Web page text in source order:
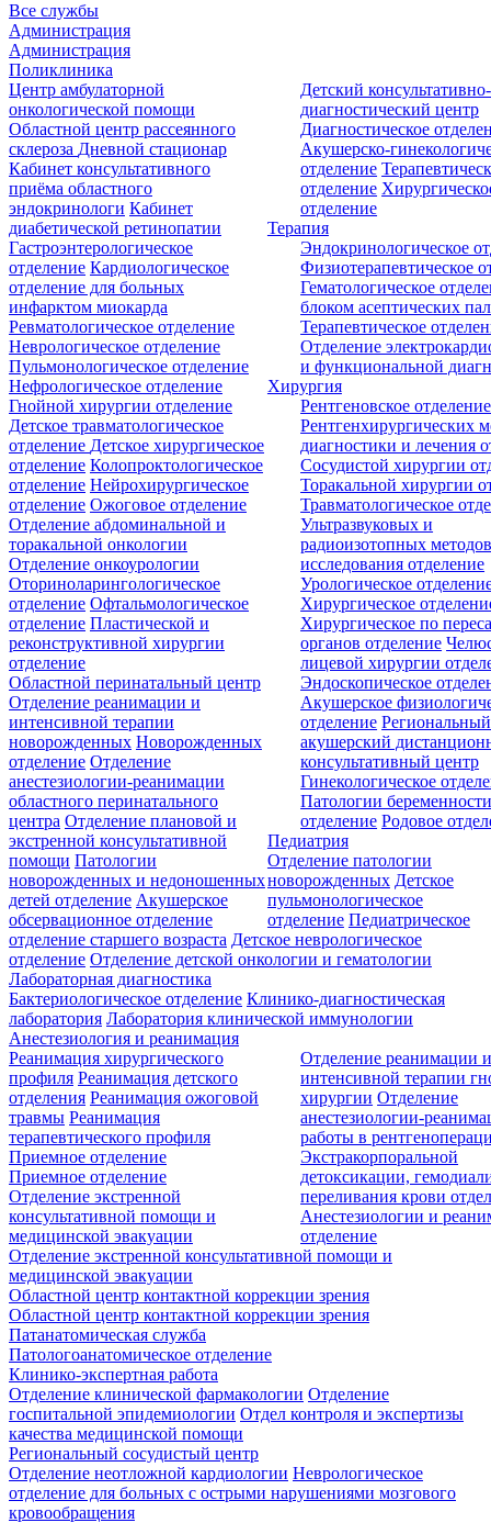
Все службы
Администрация
Администрация
Поликлиника
Центр амбулаторной
онкологической помощи
Областной центр рассеянного
склероза Дневной стационар
Кабинет консультативного
приёма областного
эндокринологи Кабинет
диабетической ретинопатии
Детский консультативно-
диагностический центр
Диагностическое
Акушерско-
отделение
отделение
отделение
Терапия
Гастроэнтерологическое
отделение Кардиологическое
отделение для больных
инфарктом миокарда
Ревматологическое отделение
Неврологическое отделение
Пульмонологическое отделение
Нефрологическое отделение
Эндокринологическое
Физиотерапевтическое
Гематологическое
блоком асептических
Терапевтическое
Отделение
и функциональной
Хирургия
Гнойной хирургии отделение
Детское травматологическое
отделение Детское хирургическое
отделение Колопроктологическое
отделение Нейрохирургическое
отделение Ожоговое отделение
Отделение абдоминальной и
торакальной онкологии
Отделение онкоурологии
Оториноларингологическое
отделение Офтальмологическое
отделение Пластической и
реконструктивной хирургии
отделение
Рентгеновское отделение
Рентгенхирургических
диагностики и лечения
Сосудистой хирургии
Торакальной хирургии
Травматологическое
Ультразвуковых и
радиоизотопных
исследования отделение
Урологическое
Хирургическое
Хирургическое по
органов отделение
лицевой хирургии
Эндоскопическое
Областной перинатальный центр
Отделение реанимации и
интенсивной терапии
новорожденных Новорожденных
отделение Отделение
анестезиологии-реанимации
областного перинатального
центра Отделение плановой и
экстренной консультативной
помощи Патологии
новорожденных и недоношенных
детей отделение Акушерское
обсервационное отделение
Акушерское
отделение Региональный
акушерский
консультативный центр
Гинекологическое
Патологии
отделение Родовое
Педиатрия
Отделение патологии
новорожденных Детское
пульмонологическое
отделение Педиатрическое
отделение старшего возраста Детское неврологическое
отделение Отделение детской онкологии и гематологии
Лабораторная диагностика
Бактериологическое отделение Клинико-диагностическая
лаборатория Лаборатория клинической иммунологии
Анестезиология и реанимация
Реанимация хирургического
профиля Реанимация детского
отделения Реанимация ожоговой
травмы Реанимация
терапевтического профиля
Отделение реанимации
интенсивной терапии
хирургии Отделение
анестезиологии-
работы в
Экстракорпоральной
детоксикации,
переливания крови
Анестезиологии и
отделение
Приемное отделение
Приемное отделение
Отделение экстренной
консультативной помощи и
медицинской эвакуации
Отделение экстренной консультативной помощи и
медицинской эвакуации
Областной центр контактной коррекции зрения
Областной центр контактной коррекции зрения
Патанатомическая служба
Патологоанатомическое отделение
Клинико-экспертная работа
Отделение клинической фармакологии Отделение
госпитальной эпидемиологии Отдел контроля и экспертизы
качества медицинской помощи
Региональный сосудистый центр
Отделение неотложной кардиологии Неврологическое
отделение для больных с острыми нарушениями мозгового
кровообращения